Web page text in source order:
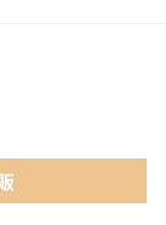
本限定ピンクゴ